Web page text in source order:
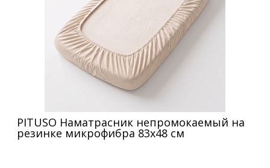
PITUSO Наматрасник непромокаемый на
резинке микрофибра 83х48 см